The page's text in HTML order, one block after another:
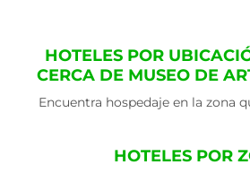
HOTELES POR
CERCA DE MUSEO DE
Encuentra hospedaje en la zona
HOTELES POR